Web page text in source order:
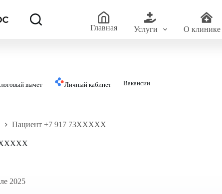
Главная Услуги О клинике
вычет Личный кабинет Вакансии
Пациент +7 917 73XXXXX
2025